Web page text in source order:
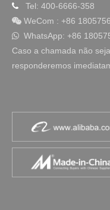
 Tel: 400-6666-358
 WeCom : +86
 WhatsApp: +86
Caso a chamada não
responderemos